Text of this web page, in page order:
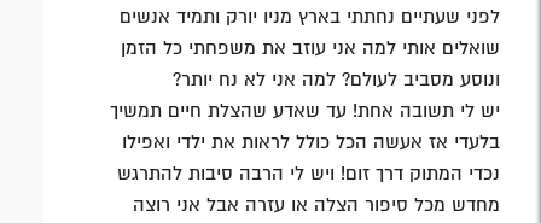
לפני שעתיים נחתתי בארץ מניו יורק ותמיד אנשים
שואלים אותי למה אני עוזב את משפחתי כל הזמן
ונוסע מסביב לעולם? למה אני לא נח יותר?
יש לי תשובה אחת! עד שאדע שהצלת חיים תמשיך
בלעדי אז אעשה הכל כולל לראות את ילדי ואפילו
נכדי המתוק דרך זום! ויש לי הרבה סיבות להתרגש
מחדש מכל סיפור הצלה או עזרה אבל אני רוצה